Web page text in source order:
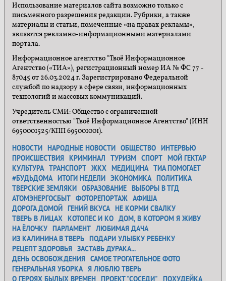
Использование материалов сайта возможно только с
письменного разрешения редакции. Рубрики, а также
материалы и статьи, помеченные «на правах рекламы»,
являются рекламно-информационными материалами
портала.
Информационное агентство "Твоё Информационное
Агентство («ТИА»), регистрационный номер ИА № ФС 77 -
87045 от 26.03.2024 г. Зарегистрировано Федеральной
службой по надзору в сфере связи, информационных
технологий и массовых коммуникаций.
Учредитель СМИ: Общество с ограниченной
ответственностью "Твоё Информационное Агентство" (ИНН
6950001525/КПП 695001001).
НОВОСТИ НАРОДНЫЕ НОВОСТИ ОБЩЕСТВО ИНТЕРВЬЮ
ПРОИСШЕСТВИЯ КРИМИНАЛ ТУРИЗМ СПОРТ МОЙ ГЕКТАР
КУЛЬТУРА ТРАНСПОРТ ЖКХ МЕДИЦИНА ТИА ПОМОГАЕТ
#БУДЬДОМА ИТОГИ НЕДЕЛИ ЭКОНОМИКА ПОЛИТИКА
ТВЕРСКИЕ ЗЕМЛЯКИ ОБРАЗОВАНИЕ ВЫБОРЫ В ТГД
АТОМЭНЕРГОСБЫТ ФОТОРЕПОРТАЖ АФИША
ДОРОГА ДОМОЙ ГЕНИЙ ВКУСА НЕ КОРМИ СВАЛКУ
ТВЕРЬ В ЛИЦАХ КОТОПЕС И КО ДОМ, В КОТОРОМ Я ЖИВУ
НА ЁЛОЧКУ ПАРЛАМЕНТ ЛЮБИМАЯ ДАЧА
ИЗ КАЛИНИНА В ТВЕРЬ ПОДАРИ УЛЫБКУ РЕБЕНКУ
РЕЦЕПТ ЗДОРОВЬЯ ЗАСТАВЬ ДУРАКА...
ДЕНЬ ОСВОБОЖДЕНИЯ САМОЕ ТРОГАТЕЛЬНОЕ ФОТО
ГЕНЕРАЛЬНАЯ УБОРКА Я ЛЮБЛЮ ТВЕРЬ
О ГЕРОЯХ БЫЛЫХ ВРЕМЕН ПРОЕКТ "СОСЕДИ"
ПОХУДЕЙКА